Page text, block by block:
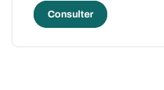
Consulter